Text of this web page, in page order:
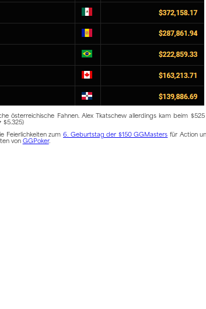
österreichische Fahnen. Alex Tkatschew allerdings kam beim $525
$5.325)
Feierlichkeiten zum6. Geburtstag der $150 GGMasters für Action
von GGPoker.